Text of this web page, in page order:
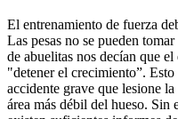
El entrenamiento de fuerza
Las pesas no se pueden
de abuelitas nos decían que
"detener el crecimiento”.
accidente grave que lesione
área más débil del hueso. Sin